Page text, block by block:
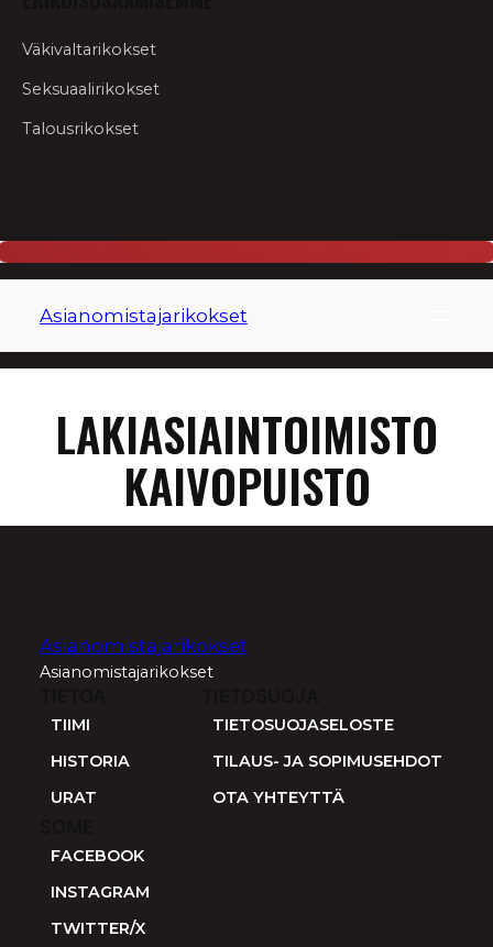
Väkivaltarikokset
Seksuaalirikokset
Talousrikokset
Siirry
sisältöönAsianomistajarikokset
LAKIASIAINTOIMISTO
KAIVOPUISTO
Asianomistajarikokset
Asianomistajarikokset
TIIMI
HISTORIA
URAT
TIETOSUOJASELOSTE
TILAUS- JA SOPIMUSEHDOT
OTA YHTEYTTÄ
FACEBOOK
INSTAGRAM
TWITTER/X